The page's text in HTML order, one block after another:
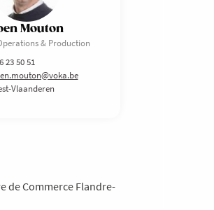
Mouton
& Production
23 50 51
Vlaanderen
de Commerce Flandre-